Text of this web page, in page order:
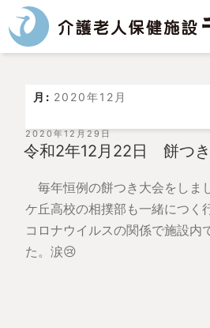
月: 2020年12月
投
稿
日:
2020年12月29日
令和2年12月22日 餅つ
毎年恒例の餅つき大会をしま
ケ丘高校の相撲部も一緒につく
コロナウイルスの関係で施設内
た。涙😢